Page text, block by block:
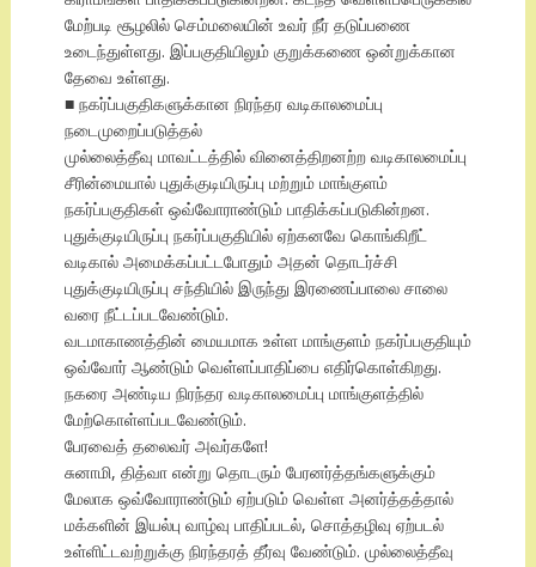
மேற்படி சூழலில் செம்மலையின் உவர் நீர் தடுப்பணை
உடைந்துள்ளது. இப்பகுதியிலும் குறுக்கணை ஒன்றுக்கான
தேவை உள்ளது.
■ நகர்ப்பகுதிகளுக்கான நிரந்தர வடிகாலமைப்பு
நடைமுறைப்படுத்தல்
முல்லைத்தீவு மாவட்டத்தில் வினைத்திறனற்ற வடிகாலமைப்பு
சீரின்மையால் புதுக்குடியிருப்பு மற்றும் மாங்குளம்
நகர்ப்பகுதிகள் ஒவ்வோராண்டும் பாதிக்கப்படுகின்றன.
புதுக்குடியிருப்பு நகர்ப்பகுதியில் ஏற்கனவே கொங்கிறீட்
வடிகால் அமைக்கப்பட்டபோதும் அதன் தொடர்ச்சி
புதுக்குடியிருப்பு சந்தியில் இருந்து இரணைப்பாலை சாலை
வரை நீட்டப்படவேண்டும்.
வடமாகாணத்தின் மையமாக உள்ள மாங்குளம் நகர்ப்பகுதியும்
ஒவ்வோர் ஆண்டும் வெள்ளப்பாதிப்பை எதிர்கொள்கிறது.
நகரை அண்டிய நிரந்தர வடிகாலமைப்பு மாங்குளத்தில்
மேற்கொள்ளப்படவேண்டும்.
பேரவைத் தலைவர் அவர்களே!
சுனாமி, தித்வா என்று தொடரும் பேரனர்த்தங்களுக்கும்
மேலாக ஒவ்வோராண்டும் ஏற்படும் வெள்ள அனர்த்தத்தால்
மக்களின் இயல்பு வாழ்வு பாதிப்படல், சொத்தழிவு ஏற்படல்
உள்ளிட்டவற்றுக்கு நிரந்தரத் தீர்வு வேண்டும். முல்லைத்தீவு